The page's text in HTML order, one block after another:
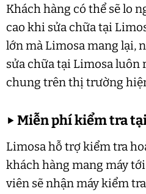
Khách hàng có thể sẽ lo
cao khi sửa chữa tại
lớn mà Limosa mang lại,
sửa chữa tại Limosa luôn
chung trên thị trường
▶Miễn phí kiểm tra
Limosa hỗ trợ kiểm tra
khách hàng mang máy
viên sẽ nhận máy kiểm